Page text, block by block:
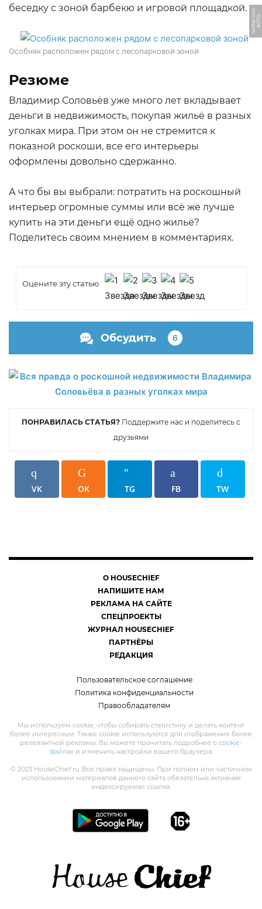
беседку с зоной барбекю и игровой площадкой.
Ф
О
Т
О:
t
wi
t
t
e
r.
c
o
m
Особняк расположен рядом с лесопарковой зоной
Резюме
Владимир Соловьёв уже много лет вкладывает
деньги в недвижимость, покупая жильё в разных
уголках мира. При этом он не стремится к
показной роскоши, все его интерьеры
оформлены довольно сдержанно.
А что бы вы выбрали: потратить на роскошный
интерьер огромные суммы или всё же лучше
купить на эти деньги ещё одно жильё?
Поделитесь своим мнением в комментариях.
Оцените эту статью
Обсудить 6
ПОНРАВИЛАСЬ СТАТЬЯ? Поддержите нас и поделитесь с
друзьями
VK OK TG FB TW
О HOUSECHIEF
НАПИШИТЕ НАМ
РЕКЛАМА НА САЙТЕ
СПЕЦПРОЕКТЫ
ЖУРНАЛ HOUSECHIEF
ПАРТНЁРЫ
РЕДАКЦИЯ
Пользовательское соглашение
Политика конфиденциальности
Правообладателям
Мы используем cookie, чтобы собирать статистику и делать контент
более интересным. Также cookie используются для отображения более
релевантной рекламы. Вы можете прочитать подробнее о cookie-
файлахи изменить настройки вашего браузера.
© 2023 HouseChief.ru. Все права защищены. При полном или частичном
использовании материалов данного сайта обязательна активная
индексируемая ссылка.